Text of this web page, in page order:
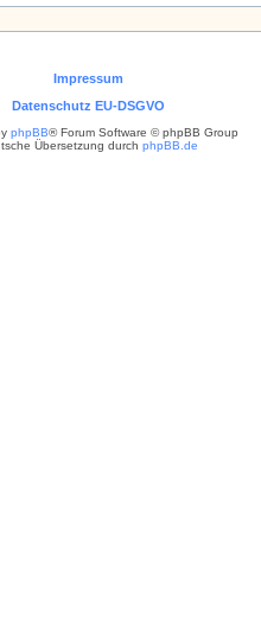
Impressum
Datenschutz EU-DSGVO
phpBB® Forum Software © phpBB Group
Übersetzung durch phpBB.de